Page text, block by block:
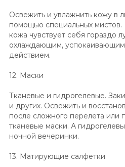
Освежить и увлажнить кожу в
помощью специальных мистов.
кожа чувствует себя гораздо
охлаждающим,
действием.
12. Маски
Тканевые и гидрогелевые.
и других. Освежить и
после сложного перелета или
тканевые маски. А
ночной вечеринки.
13. Матирующие салфетки